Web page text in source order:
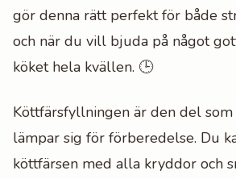
gör denna rätt perfekt för både
och när du vill bjuda på något
köket hela kvällen. 🕒
Köttfärsfyllningen är den del
lämpar sig för förberedelse. Du
köttfärsen med alla kryddor och